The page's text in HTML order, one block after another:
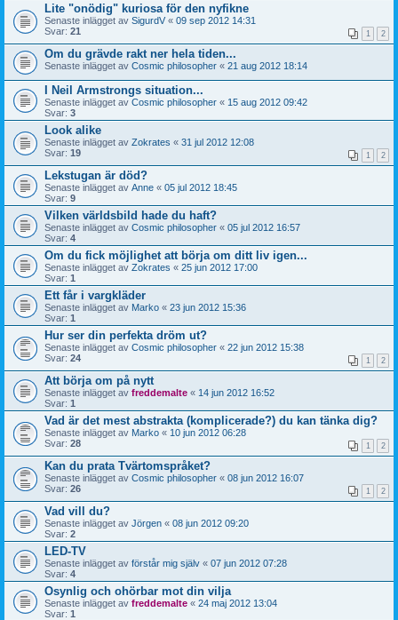
Lite "onödig" kuriosa för den nyfikne
Senaste inlägget av SigurdV « 09 sep 2012 14:31
Svar: 21 1 2
Om du grävde rakt ner hela tiden...
Senaste inlägget av Cosmic philosopher « 21 aug 2012 18:14
I Neil Armstrongs situation...
Senaste inlägget av Cosmic philosopher « 15 aug 2012 09:42
Svar: 3
Look alike
Senaste inlägget av Zokrates « 31 jul 2012 12:08
Svar: 19 1 2
Lekstugan är död?
Senaste inlägget av Anne « 05 jul 2012 18:45
Svar: 9
Vilken världsbild hade du haft?
Senaste inlägget av Cosmic philosopher « 05 jul 2012 16:57
Svar: 4
Om du fick möjlighet att börja om ditt liv igen...
Senaste inlägget av Zokrates « 25 jun 2012 17:00
Svar: 1
Ett får i vargkläder
Senaste inlägget av Marko « 23 jun 2012 15:36
Svar: 1
Hur ser din perfekta dröm ut?
Senaste inlägget av Cosmic philosopher « 22 jun 2012 15:38
Svar: 24 1 2
Att börja om på nytt
Senaste inlägget av freddemalte « 14 jun 2012 16:52
Svar: 1
Vad är det mest abstrakta (komplicerade?) du kan tänka dig?
Senaste inlägget av Marko « 10 jun 2012 06:28
Svar: 28 1 2
Kan du prata Tvärtomspråket?
Senaste inlägget av Cosmic philosopher « 08 jun 2012 16:07
Svar: 26 1 2
Vad vill du?
Senaste inlägget av Jörgen « 08 jun 2012 09:20
Svar: 2
LED-TV
Senaste inlägget av förstår mig själv « 07 jun 2012 07:28
Svar: 4
Osynlig och ohörbar mot din vilja
Senaste inlägget av freddemalte « 24 maj 2012 13:04
Svar: 1